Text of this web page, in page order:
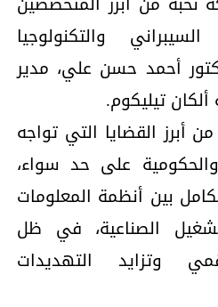
والتكنولوجيا
أحمد حسن علي، مدير
تيليكوم.
أبرز القضايا التي تواجه
على حد سواء،
بين أنظمة المعلومات
الصناعية، في ظل
وتزايد التهديدات